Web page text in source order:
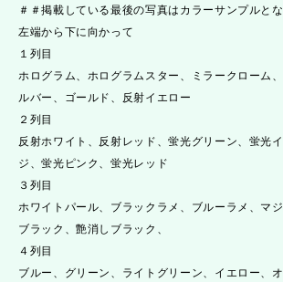
＃＃掲載している最後の写真はカラーサンプルと
左端から下に向かって
１列目
ホログラム、ホログラムスター、ミラークローム
ルバー、ゴールド、反射イエロー
２列目
反射ホワイト、反射レッド、蛍光グリーン、蛍光
ジ、蛍光ピンク、蛍光レッド
３列目
ホワイトパール、ブラックラメ、ブルーラメ、マ
ブラック、艶消しブラック、
４列目
ブルー、グリーン、ライトグリーン、イエロー、